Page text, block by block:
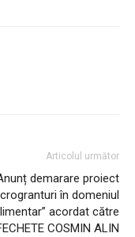
Articolul următor
demarare proiect
în domeniul
acordat către
COSMIN ALIN